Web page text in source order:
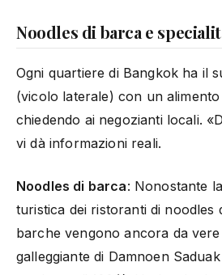
Noodles di barca e
Ogni quartiere di Bangkok ha il
(vicolo laterale) con un
chiedendo ai negozianti locali.
vi dà informazioni reali.
Noodles di barca: Nonostante
turistica dei ristoranti di noodles
barche vengono ancora da
galleggiante di Damnoen